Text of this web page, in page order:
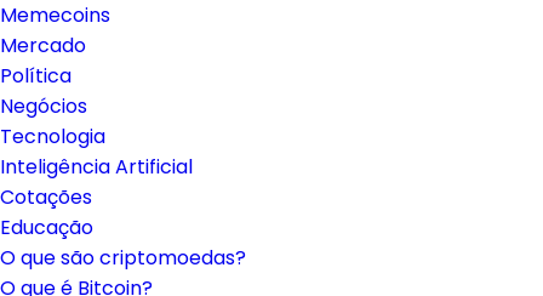
Memecoins
Mercado
Política
Negócios
Tecnologia
Inteligência Artificial
Cotações
Educação
O que são criptomoedas?
O que é Bitcoin?